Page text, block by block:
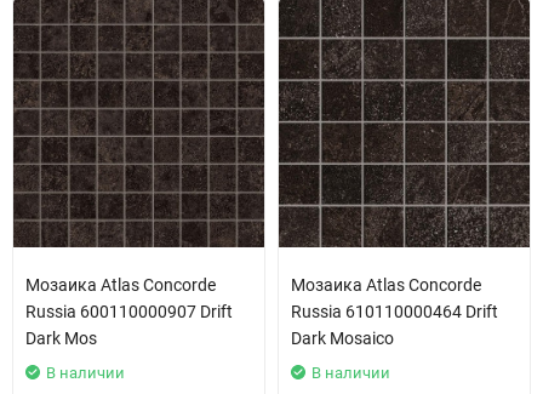
Мозаика Atlas Concorde
Russia 600110000907 Drift
Dark Mos
В наличии
Мозаика Atlas Concorde
Russia 610110000464 Drift
Dark Mosaico
В наличии